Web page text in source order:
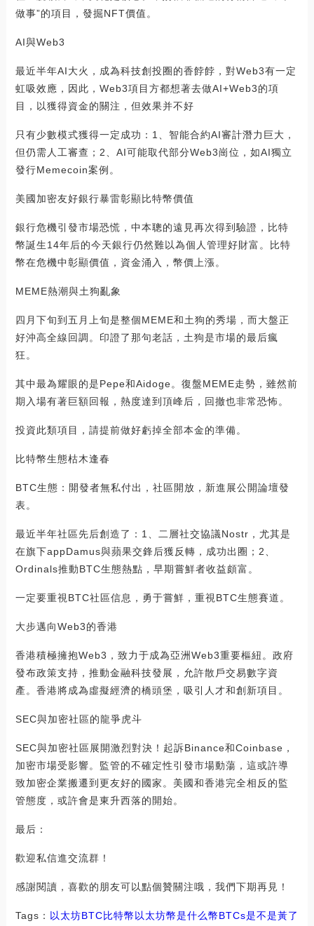
做事”的項目，發掘NFT價值。
AI與Web3
最近半年AI大火，成為科技創投圈的香餑餑，對Web3有一定
虹吸效應，因此，Web3項目方都想著去做AI+Web3的項
目，以獲得資金的關注，但效果并不好
只有少數模式獲得一定成功：1、智能合約AI審計潛力巨大，
但仍需人工審查；2、AI可能取代部分Web3崗位，如AI獨立
發行Memecoin案例。
美國加密友好銀行暴雷彰顯比特幣價值
銀行危機引發市場恐慌，中本聰的遠見再次得到驗證，比特
幣誕生14年后的今天銀行仍然難以為個人管理好財富。比特
幣在危機中彰顯價值，資金涌入，幣價上漲。
MEME熱潮與土狗亂象
四月下旬到五月上旬是整個MEME和土狗的秀場，而大盤正
好沖高全線回調。印證了那句老話，土狗是市場的最后瘋
狂。
其中最為耀眼的是Pepe和Aidoge。復盤MEME走勢，雖然前
期入場有著巨額回報，熱度達到頂峰后，回撤也非常恐怖。
投資此類項目，請提前做好虧掉全部本金的準備。
比特幣生態枯木逢春
BTC生態：開發者無私付出，社區開放，新進展公開論壇發
表。
最近半年社區先后創造了：1、二層社交協議Nostr，尤其是
在旗下appDamus與蘋果交鋒后獲反轉，成功出圈；2、
Ordinals推動BTC生態熱點，早期嘗鮮者收益頗富。
一定要重視BTC社區信息，勇于嘗鮮，重視BTC生態賽道。
大步邁向Web3的香港
香港積極擁抱Web3，致力于成為亞洲Web3重要樞紐。政府
發布政策支持，推動金融科技發展，允許散戶交易數字資
產。香港將成為虛擬經濟的橋頭堡，吸引人才和創新項目。
SEC與加密社區的龍爭虎斗
SEC與加密社區展開激烈對決！起訴Binance和Coinbase，
加密市場受影響。監管的不確定性引發市場動蕩，這或許導
致加密企業搬遷到更友好的國家。美國和香港完全相反的監
管態度，或許會是東升西落的開始。
最后：
歡迎私信進交流群！
感謝閱讀，喜歡的朋友可以點個贊關注哦，我們下期再見！
Tags： 以太坊BTC比特幣 以太坊幣是什么幣BTCs是不是黃了